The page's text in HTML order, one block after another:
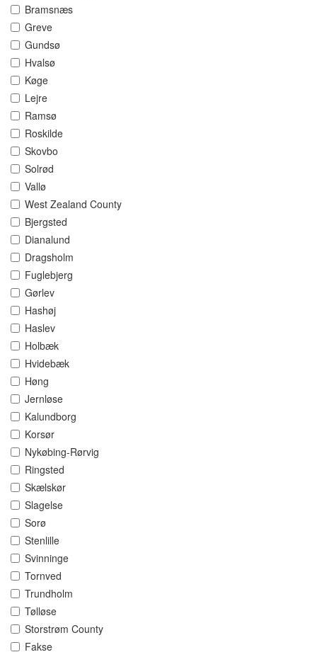
Bramsnæs
Greve
Gundsø
Hvalsø
Køge
Lejre
Ramsø
Roskilde
Skovbo
Solrød
Vallø
West Zealand County
Bjergsted
Dianalund
Dragsholm
Fuglebjerg
Gørlev
Hashøj
Haslev
Holbæk
Hvidebæk
Høng
Jernløse
Kalundborg
Korsør
Nykøbing-Rørvig
Ringsted
Skælskør
Slagelse
Sorø
Stenlille
Svinninge
Tornved
Trundholm
Tølløse
Storstrøm County
Fakse